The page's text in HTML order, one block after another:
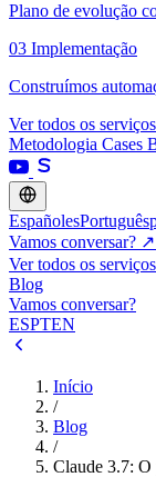
Plano de evolução
03 Implementação
Construímos
Ver todos os serviços
Metodologia Cases
EspañolesPortuguês
Vamos conversar? ↗
Ver todos os serviços
Blog
Vamos conversar?
ESPTEN
Início
/
Blog
/
Claude 3.7: O